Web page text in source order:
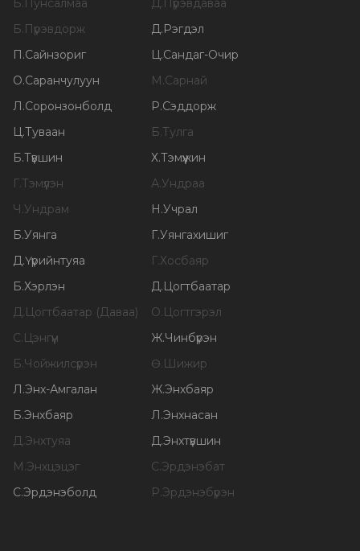
Б.Пунсалмаа Д.Пүрэвдаваа
Б.Пүрэвдорж Д.Рэгдэл
П.Сайнзориг Ц.Сандаг-Очир
О.Саранчулуун М.Сарнай
Л.Соронзонболд Р.Сэддорж
Ц.Туваан Б.Тулга
Б.Түвшин Х.Тэмүүжин
Г.Тэмүүлэн А.Ундраа
Ч.Ундрам Н.Учрал
Б.Уянга Г.Уянгахишиг
Д.Үүрийнтуяа Г.Хосбаяр
Б.Хэрлэн Д.Цогтбаатар
Д.Цогтбаатар (Даваа) О.Цогтгэрэл
С.Цэнгүүн Ж.Чинбүрэн
Б.Чойжилсүрэн Ө.Шижир
Л.Энх-Амгалан Ж.Энхбаяр
Б.Энхбаяр Л.Энхнасан
Д.Энхтуяа Д.Энхтүвшин
М.Энхцэцэг С.Эрдэнэбат
С.Эрдэнэболд Р.Эрдэнэбүрэн